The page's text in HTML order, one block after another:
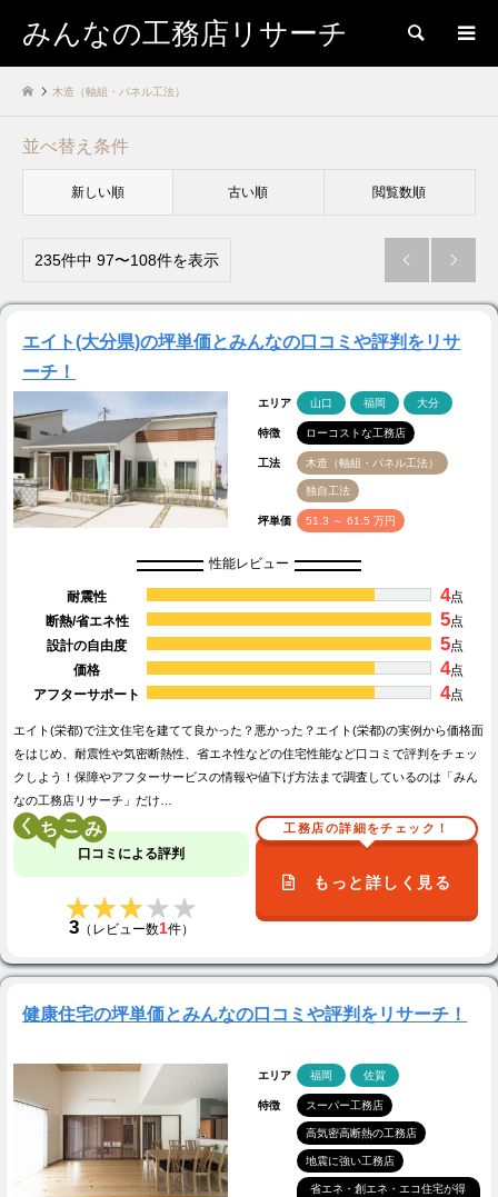
みんなの工務店リサーチ 検索
木造（軸組・パネル工法）
並べ替え条件
新しい順 古い順 閲覧数順
235件中 97〜108件を表示  
エイト(大分県)の坪単価とみんなの口コミや評判をリサ
ーチ！
エリア 山口 福岡 大分
特徴 ローコストな工務店
工法 木造（軸組・パネル工法）
独自工法
坪単価 51.3 ～ 61.5 万円
性能レビュー
耐震性 4点
断熱/省エネ性
5点
設計の自由度
5点
価格
4点
アフターサポート
4点
エイト(栄都)で注文住宅を建てて良かった？悪かった？エイト(栄都)の実例から価格面
をはじめ、耐震性や気密断熱性、省エネ性などの住宅性能など口コミで評判をチェッ
クしよう！保障やアフターサービスの情報や値下げ方法まで調査しているのは「みん
なの工務店リサーチ」だけ…
く こ
口コミによる評判
★★★★★
★★★★★
3（レビュー数1件）
工務店の詳細をチェック！
もっと詳しく見る
健康住宅の坪単価とみんなの口コミや評判をリサーチ！
エリア 福岡 佐賀
特徴 スーパー工務店
高気密高断熱の工務店
地震に強い工務店
省エネ・創エネ・エコ住宅が得